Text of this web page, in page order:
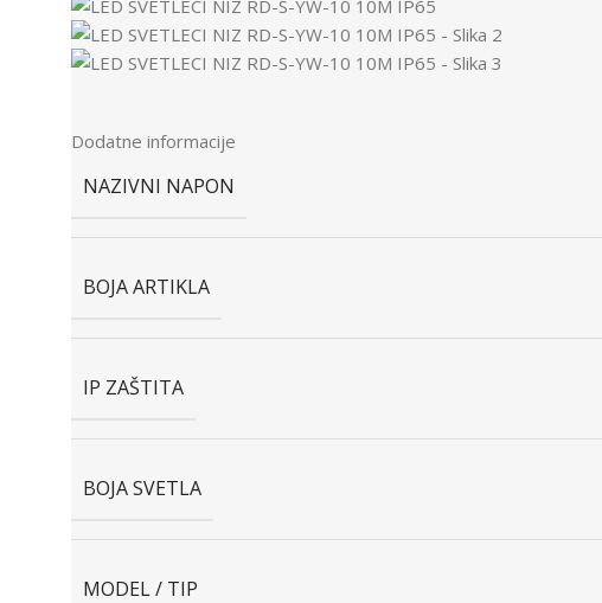
Dodatne informacije
NAZIVNI NAPON
BOJA ARTIKLA
IP ZAŠTITA
BOJA SVETLA
MODEL / TIP